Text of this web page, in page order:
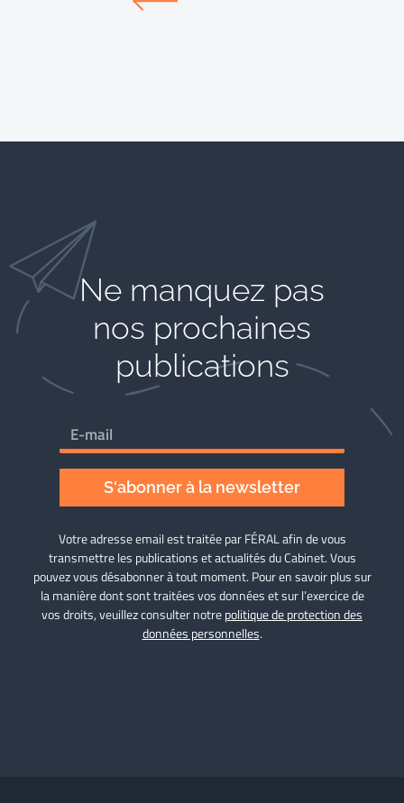
Ne manquez pas
nos prochaines
publications
S'abonner à la newsletter
Votre adresse email est traitée par FÉRAL afin de vous
transmettre les publications et actualités du Cabinet. Vous
pouvez vous désabonner à tout moment. Pour en savoir plus sur
la manière dont sont traitées vos données et sur l’exercice de
vos droits, veuillez consulter notrepolitique de protection des
données personnelles.